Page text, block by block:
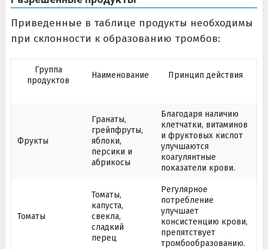
Приведенные в таблице продукты необходимы
при склонности к образованию тромбов:
Группа
продуктов
Наименование Принцип действия
Фрукты
Гранаты,
грейпфруты,
яблоки,
персики и
абрикосы
Благодаря наличию
клетчатки, витаминов
и фруктовых кислот
улучшаются
коагулянтные
показатели крови.
Томаты
Томаты,
капуста,
свекла,
сладкий
перец
Регулярное
потребление
улучшает
консистенцию крови,
препятствует
тромбообразованию.